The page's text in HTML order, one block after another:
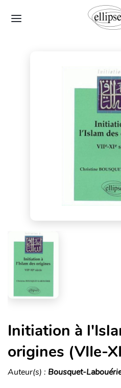
Initiation à
origines (VIIe-
Auteur(s) : Bousquet-